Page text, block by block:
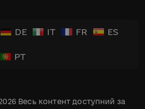
DE IT FR ES
PT
Весь контент доступний за